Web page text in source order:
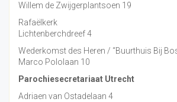
Willem de Zwijgerplantsoen 19
Rafaëlkerk
Lichtenberchdreef 4
Wederkomst des Heren / “Buurthuis Bij
Marco Pololaan 10
Parochiesecretariaat Utrecht
Adriaen van Ostadelaan 4